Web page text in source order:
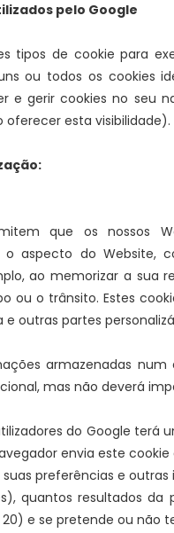
pelo Google
tipos de cookie para
ou todos os cookies
e gerir cookies no seu
oferecer esta visibilidade).
que os nossos
aspecto do Website,
ao memorizar a sua
ou o trânsito. Estes
outras partes
armazenadas
mas não deverá
do Google terá
envia este cookie
preferências e
quantos resultados
e se pretende ou não